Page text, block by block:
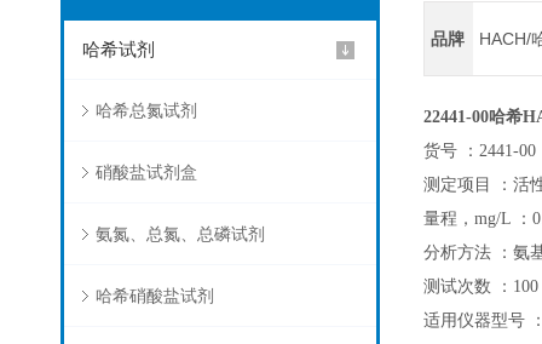
哈希试剂
哈希总氮试剂
硝酸盐试剂盒
氨氮、总氮、总磷试剂
哈希硝酸盐试剂
品牌 HACH/
22441-00哈希
货号 ：2441-00
测定项目 ：活
量程，mg/L ：
分析方法 ：氨
测试次数 ：100
适用仪器型号